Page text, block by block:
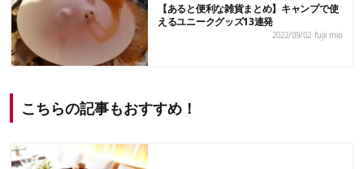
【あると便利な雑貨まとめ】キャンプで使
えるユニークグッズ13連発
2022/09/02 fujii mio
こちらの記事もおすすめ！